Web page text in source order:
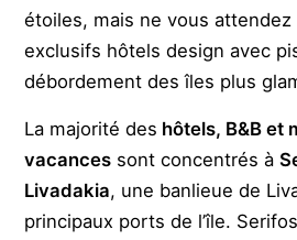
étoiles, mais ne vous attendez
exclusifs hôtels design avec
débordement des îles plus
La majorité des hôtels, B&B et
vacances sont concentrés à
Livadakia, une banlieue de
principaux ports de l’île.